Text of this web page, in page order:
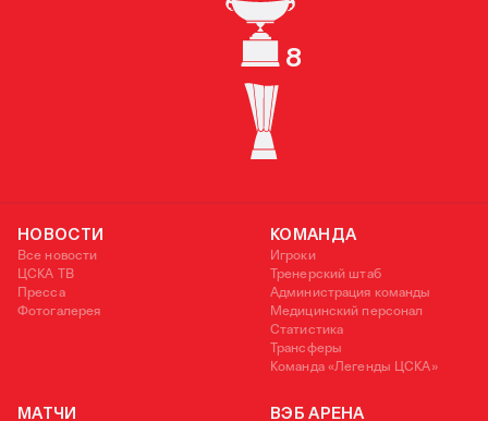
8
НОВОСТИ
Все новости
ЦСКА ТВ
Пресса
Фотогалерея
КОМАНДА
Игроки
Тренерский штаб
Администрация команды
Медицинский персонал
Статистика
Трансферы
Команда «Легенды ЦСКА»
МАТЧИ ВЭБ АРЕНА